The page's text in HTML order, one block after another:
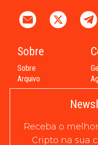
Sobre
Sobre
Arquivo
Receba o
Cripto na sua